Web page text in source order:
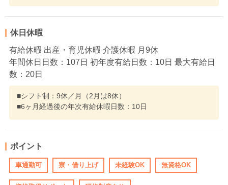
休日休暇
有給休暇 出産・育児休暇 介護休暇 月9休
年間休日日数：107日 初年度有給日数：10日 最大有給日
数：20日
■シフト制：9休／月（2月は8休）
■6ヶ月経過後の年次有給休暇日数：10日
ポイント
車通勤可 寮・借り上げ 未経験OK 無資格OK